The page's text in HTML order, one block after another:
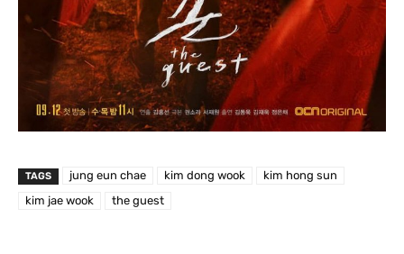
TAGS jung eun chae kim dong wook
kim hong sun
kim jae wook
the guest